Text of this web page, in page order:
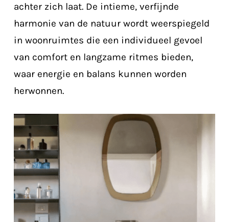
achter zich laat. De intieme, verfijnde
harmonie van de natuur wordt weerspiegeld
in woonruimtes die een individueel gevoel
van comfort en langzame ritmes bieden,
waar energie en balans kunnen worden
herwonnen.